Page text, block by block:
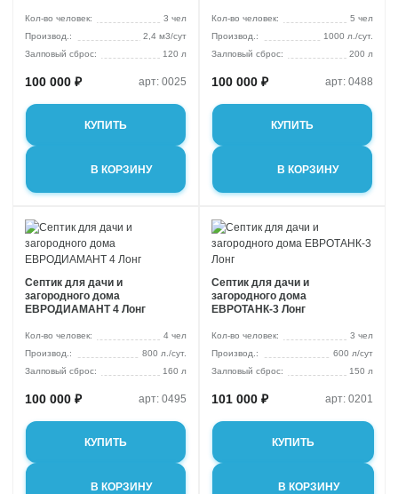
Кол-во человек:
3 чел
2,4 м3/сут
Залповый сброс:
120 л
100 000 ₽ арт: 0025
КУПИТЬ
В КОРЗИНУ
Кол-во человек:
5 чел
1000 л./сут.
Залповый сброс:
200 л
100 000 ₽ арт: 0488
КУПИТЬ
В КОРЗИНУ
Септик для дачи и
загородного дома
ЕВРОДИАМАНТ 4 Лонг
Кол-во человек:
4 чел
800 л./сут.
Залповый сброс:
160 л
100 000 ₽ арт: 0495
КУПИТЬ
В КОРЗИНУ
Септик для дачи и
загородного дома
ЕВРОТАНК-3 Лонг
Кол-во человек:
3 чел
600 л/сут
Залповый сброс:
150 л
101 000 ₽ арт: 0201
КУПИТЬ
В КОРЗИНУ